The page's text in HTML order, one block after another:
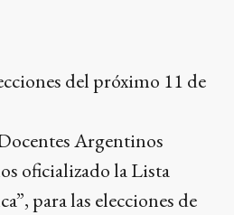
del próximo 11 de
Argentinos
oficializado la Lista
para las elecciones de